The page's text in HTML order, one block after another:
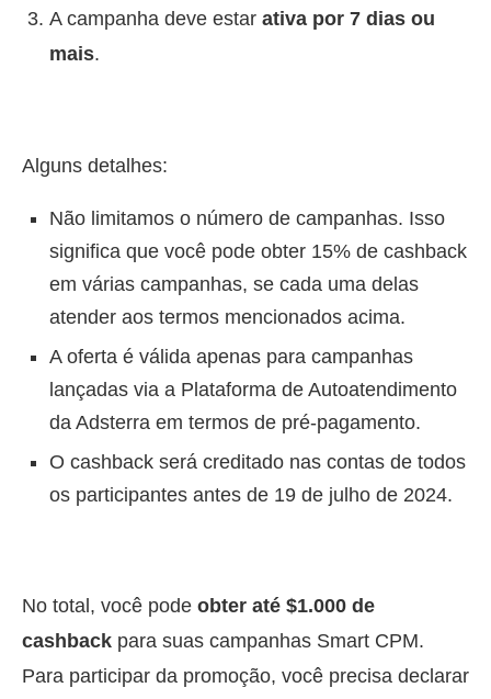
A campanha deve estar ativa por 7 dias ou
mais.
Alguns detalhes:
Não limitamos o número de campanhas. Isso
significa que você pode obter 15% de cashback
em várias campanhas, se cada uma delas
atender aos termos mencionados acima.
A oferta é válida apenas para campanhas
lançadas via a Plataforma de Autoatendimento
da Adsterra em termos de pré-pagamento.
O cashback será creditado nas contas de todos
os participantes antes de 19 de julho de 2024.
No total, você pode obter até $1.000 de
cashback para suas campanhas Smart CPM.
Para participar da promoção, você precisa declarar